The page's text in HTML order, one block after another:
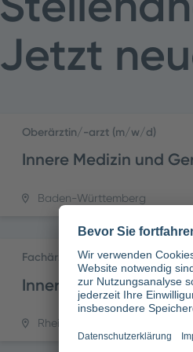
Jetzt
Oberärztin/-arzt (m/w/d)
Innere Medizin und
Baden-Württemberg
Fachärztin/-arzt (m/w/d)
Innere Medizin und
Rheinland-Pfalz